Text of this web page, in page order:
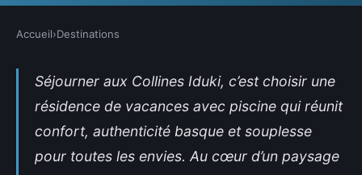
Accueil›Destinations
Séjourner aux Collines Iduki, c’est choisir une
résidence de vacances avec piscine qui réunit
confort, authenticité basque et souplesse
pour toutes les envies. Au cœur d’un paysage